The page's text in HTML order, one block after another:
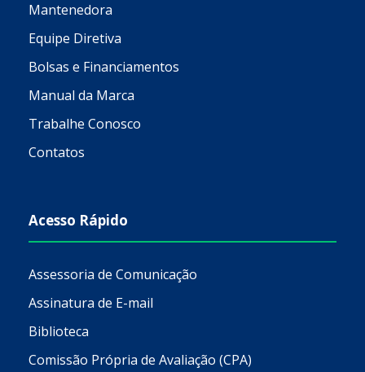
Mantenedora
Equipe Diretiva
Bolsas e Financiamentos
Manual da Marca
Trabalhe Conosco
Contatos
Acesso Rápido
Assessoria de Comunicação
Assinatura de E-mail
Biblioteca
Comissão Própria de Avaliação (CPA)